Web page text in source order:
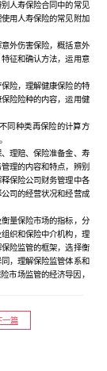
人寿保险合同中的常见
用人寿保险的常见附加
外伤害保险，概括意外
征和确认方法，运用意
险，理解健康保险的特
险险种的内容，运用健
同种类再保险的计算方
理赔、保险准备金、寿
理的内容和特点，辨别
保险公司财务管理中各
司的经营状况和经营成
量保险市场的指标，分
织和保险中介机构，理
险监管的框架，选择衡
，理解保险监管体系和
市场监管的经济导因，
一篇